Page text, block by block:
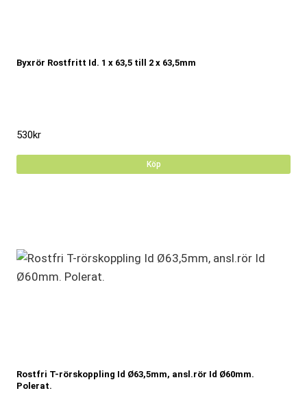
Byxrör Rostfritt Id. 1 x 63,5 till 2 x 63,5mm
530kr
Köp
Rostfri T-rörskoppling Id Ø63,5mm, ansl.rör Id Ø60mm.
Polerat.